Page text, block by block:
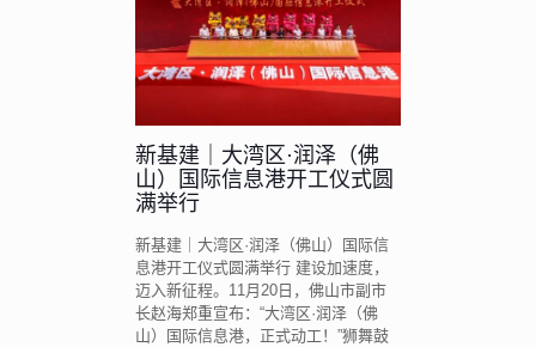
新基建｜大湾区·润泽（佛
山）国际信息港开工仪式圆
满举行
新基建｜大湾区·润泽（佛山）国际信
息港开工仪式圆满举行 建设加速度，
迈入新征程。11月20日，佛山市副市
长赵海郑重宣布：“大湾区·润泽（佛
山）国际信息港，正式动工！”狮舞鼓